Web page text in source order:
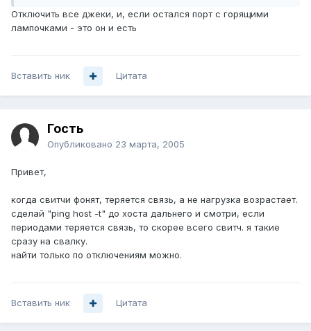
Отключить все джеки, и, если остался порт с горящими
лампочками - это он и есть
Вставить ник Цитата
Гость
Опубликовано 23 марта, 2005
Привет,
когда свитчи фонят, теряется связь, а не нагрузка возрастает.
сделай "ping host -t" до хоста дальнего и смотри, если
периодами теряется связь, то скорее всего свитч. я такие
сразу на свалку.
найти только по отключениям можно.
Вставить ник Цитата